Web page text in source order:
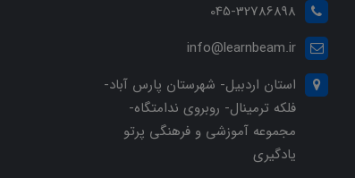
045-32786898
info@learnbeam.ir
استان اردبیل- شهرستان پارس آباد-
فلکه ترمینال- روبروی ندامتگاه-
مجموعه آموزشی و فرهنگی پرتو
یادگیری